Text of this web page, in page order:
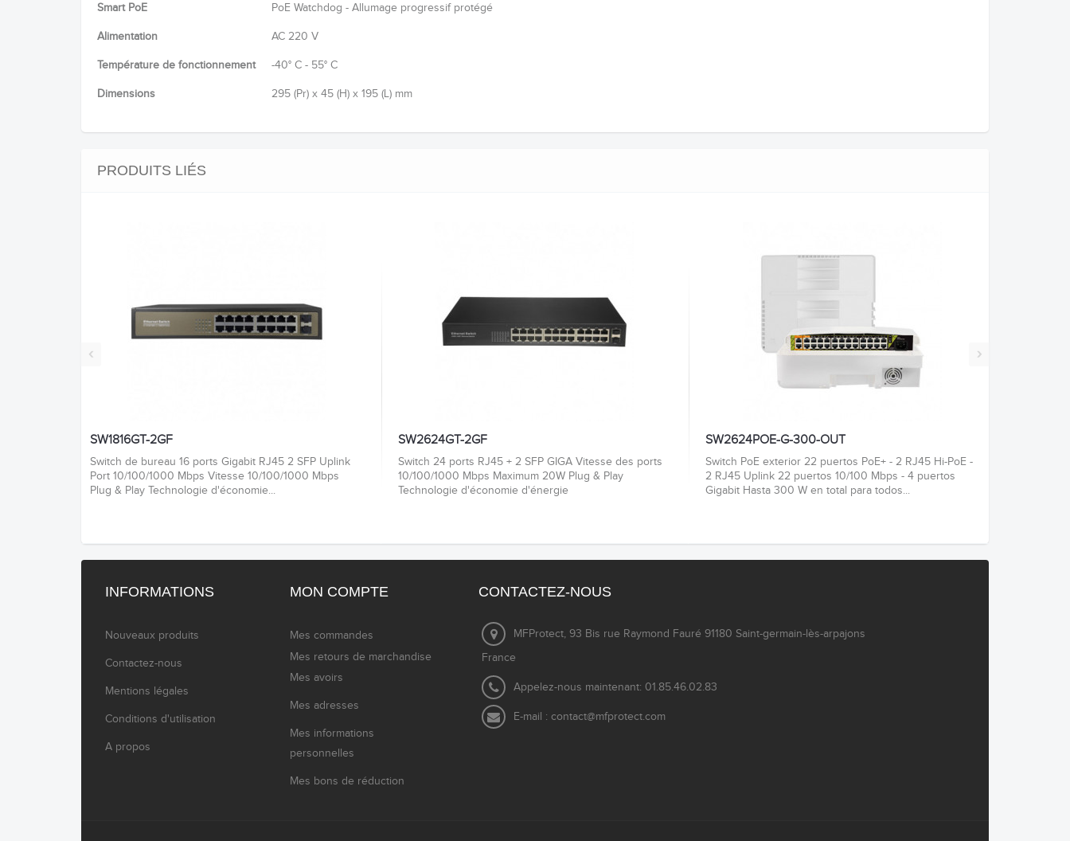
Smart PoE PoE Watchdog - Allumage progressif protégé
Alimentation AC 220 V
Température de fonctionnement -40° C - 55° C
Dimensions 295 (Pr) x 45 (H) x 195 (L) mm
PRODUITS LIÉS
‹ ›
SW1816GT-2GF
Switch de bureau 16 ports Gigabit RJ45 2 SFP Uplink
Port 10/100/1000 Mbps Vitesse 10/100/1000 Mbps
Plug & Play Technologie d'économie...
SW2624GT-2GF
Switch 24 ports RJ45 + 2 SFP GIGA Vitesse des ports
10/100/1000 Mbps Maximum 20W Plug & Play
Technologie d'économie d'énergie
SW2624POE-G-300-OUT
Switch PoE exterior 22 puertos PoE+ - 2 RJ45 Hi-PoE -
2 RJ45 Uplink 22 puertos 10/100 Mbps - 4 puertos
Gigabit Hasta 300 W en total para todos...
INFORMATIONS
Nouveaux produits
Contactez-nous
Mentions légales
Conditions d'utilisation
A propos
MON COMPTE
Mes commandes
Mes retours de marchandise
Mes avoirs
Mes adresses
Mes informations
personnelles
Mes bons de réduction
CONTACTEZ-NOUS
MFProtect, 93 Bis rue Raymond Fauré 91180 Saint-germain-lès-arpajons
France
Appelez-nous maintenant: 01.85.46.02.83
E-mail : contact@mfprotect.com